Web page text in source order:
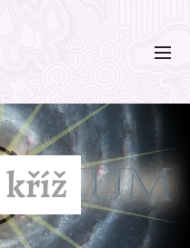
kříž